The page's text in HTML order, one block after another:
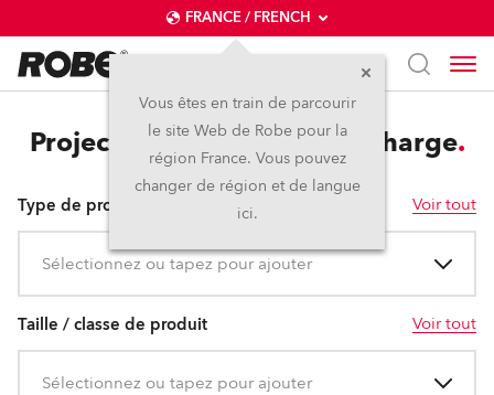
FRANCE / FRENCH
Vous êtes en train de parcourir
le site Web de Robe pour la
région France. Vous pouvez
changer de région et de langue
ici.
Projecteurs motorisés à décharge
Type de produit
Sélectionnez ou tapez pour ajouter
Voir tout
Taille / classe de produit
Sélectionnez ou tapez pour ajouter
Voir tout